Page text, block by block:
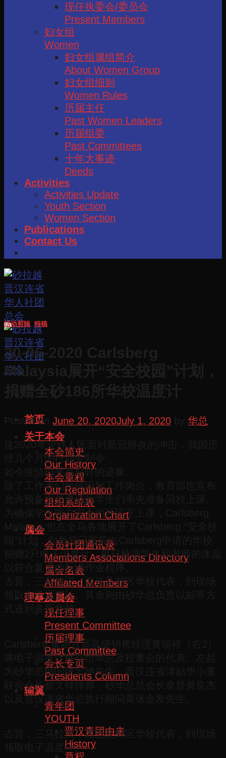
现任执委会/委员会
Present Members
妇女组
Women
妇女组属组简介
About Women Group
妇女组细则
Women Rules
历届主任
Past Women Leaders
历届组委
Past Committees
十年大事迹
Deeds
Activities
Activities Update
Youth Section
Women Section
Publications
Contact Us
首页
关于本会
本会简史
Our History
本会章程
Our Regulation
组织系统表
Organization Chart
属会
会员社团通讯录
Members Associations Directory
属会名表
Affiliated Members
理事及属会
现任理事
Present Committee
历届理事
Past Committee
会长专页
Presidents Column
辅翼
青年团
YOUTH
晋汉青团由来
History
活动剪辑 ,特稿
20-06-2020 Carlsberg
Malaysia展开“安全校园”计划，
Posted on June 20, 2020July 1, 2020 华总
这2020年全球人民面对新冠肺炎的冲击，我国历
经几个月的行动管制令，
如今疫情似乎有好转的迹象。
除了工作者们纷纷回到工作岗位，教育部也宣布
允许预备文凭考试的学生们率先准备回校上课。
为确保学生能在安全的环境下上课，Carlsberg
Malaysia 也在全马各地展开了Carlsberg “安全校
园”计划，向每间已提前向Carlsberg申请的华校
捐赠2只电子温度计，每日检测学生和老师的体温
以符合复课的标准作业程序。
古晋，三马拉汉，西连及郊区华校代表，到现场
领取电子温度计。其余则由砂华总负责以邮寄方
式送到各所华校。
Carlsberg 集团古晋高级销售经理黄瑞祥（右2）
将电子温度计移交给华总及校董会的代表。左起
为砂华总顾问张宏坤先生，晋汉连省津贴华小董
联会会长蔡文铎律师，砂华总总会长拿督黄良杰
以及晋汉连省华总执行顾问黄张金发先生。
古晋，三马拉汉，西连及郊区华校代表，到现场
领取电子温度计。